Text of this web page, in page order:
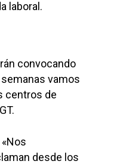
laboral.
convocando
vamos
centros de
desde los